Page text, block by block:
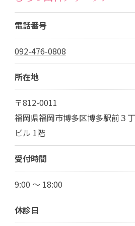
電話番号
092-476-0808
所在地
〒812-0011
福岡県福岡市博多区博多駅前３
ビル 1階
受付時間
9:00 ～ 18:00
休診日